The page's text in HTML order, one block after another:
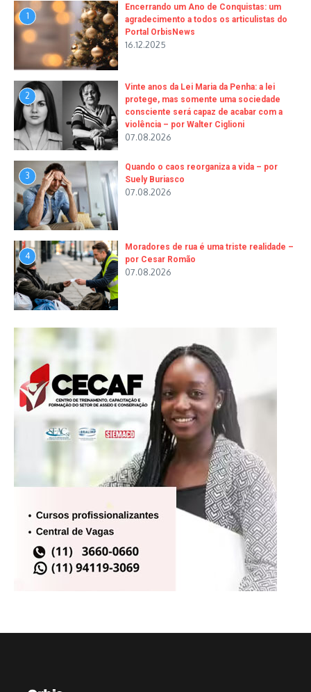
1
Encerrando um Ano de Conquistas: um
agradecimento a todos os articulistas do
Portal OrbisNews
16.12.2025
2
Vinte anos da Lei Maria da Penha: a lei
protege, mas somente uma sociedade
consciente será capaz de acabar com a
violência – por Walter Ciglioni
07.08.2026
3
Quando o caos reorganiza a vida – por
Suely Buriasco
07.08.2026
4
Moradores de rua é uma triste realidade –
por Cesar Romão
07.08.2026